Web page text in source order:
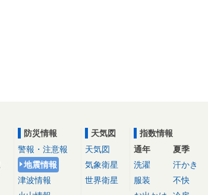
防災情報
警報・注意報
地震情報
津波情報
天気図
天気図
気象衛星
世界衛星
指数情報
通年
洗濯
服装
夏季
汗かき
不快